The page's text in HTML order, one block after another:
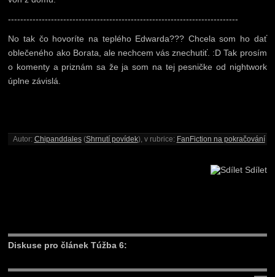
---------------------------------------------------------------------------
No tak čo hovoríte na teplého Edwarda??? Chcela som ho dať
oblečeného ako Borata, ale nechcem vás znechutiť. :D Tak prosím
o komenty a priznám sa že ja som na tej pesničke od nightwork
úplne závislá.
Autor: Chipanddales(Shrnutí povídek), v rubrice: FanFiction na pokračování
Sdílet
Diskuse pro článek Túžba 6: